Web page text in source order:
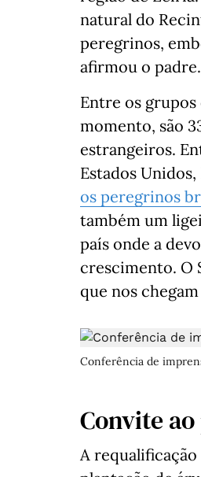
natural do
peregrinos,
afirmou o padre.
Entre os
momento, são
estrangeiros.
Estados
os peregrinos
também um
país onde a
crescimento. O
que nos
Conferência de
Convite
A